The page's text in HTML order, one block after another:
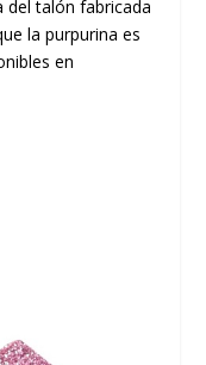
del talón fabricada
la purpurina es
en